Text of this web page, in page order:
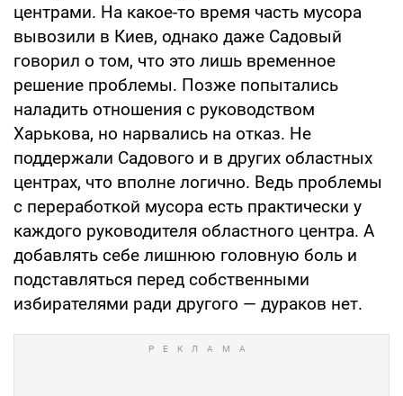
центрами. На какое-то время часть мусора
вывозили в Киев, однако даже Садовый
говорил о том, что это лишь временное
решение проблемы. Позже попытались
наладить отношения с руководством
Харькова, но нарвались на отказ. Не
поддержали Садового и в других областных
центрах, что вполне логично. Ведь проблемы
с переработкой мусора есть практически у
каждого руководителя областного центра. А
добавлять себе лишнюю головную боль и
подставляться перед собственными
избирателями ради другого — дураков нет.